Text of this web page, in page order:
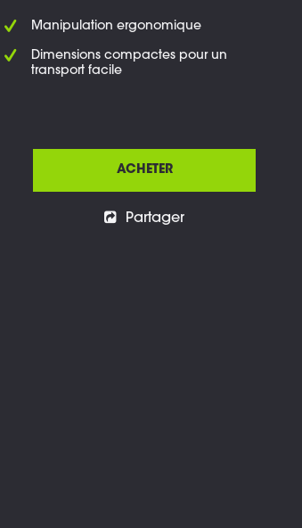
Manipulation ergonomique
Dimensions compactes pour un
transport facile
ACHETER
Partager